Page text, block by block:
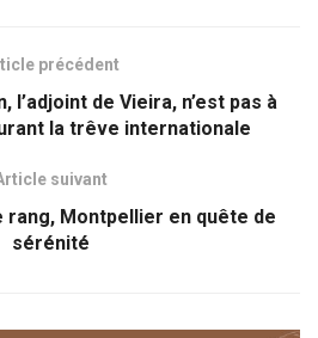
précédent
l’adjoint de Vieira, n’est pas à
la trêve internationale
suivant
Montpellier en quête de
sérénité